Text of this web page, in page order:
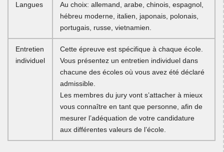
Langues
Au choix: allemand, arabe, chinois, espagnol,
hébreu moderne, italien, japonais, polonais,
portugais, russe, vietnamien.
Entretien
individuel
Cette épreuve est spécifique à chaque école.
Vous présentez un entretien individuel dans
chacune des écoles où vous avez été déclaré
admissible.
Les membres du jury vont s’attacher à mieux
vous connaître en tant que personne, afin de
mesurer l’adéquation de votre candidature
aux différentes valeurs de l’école.